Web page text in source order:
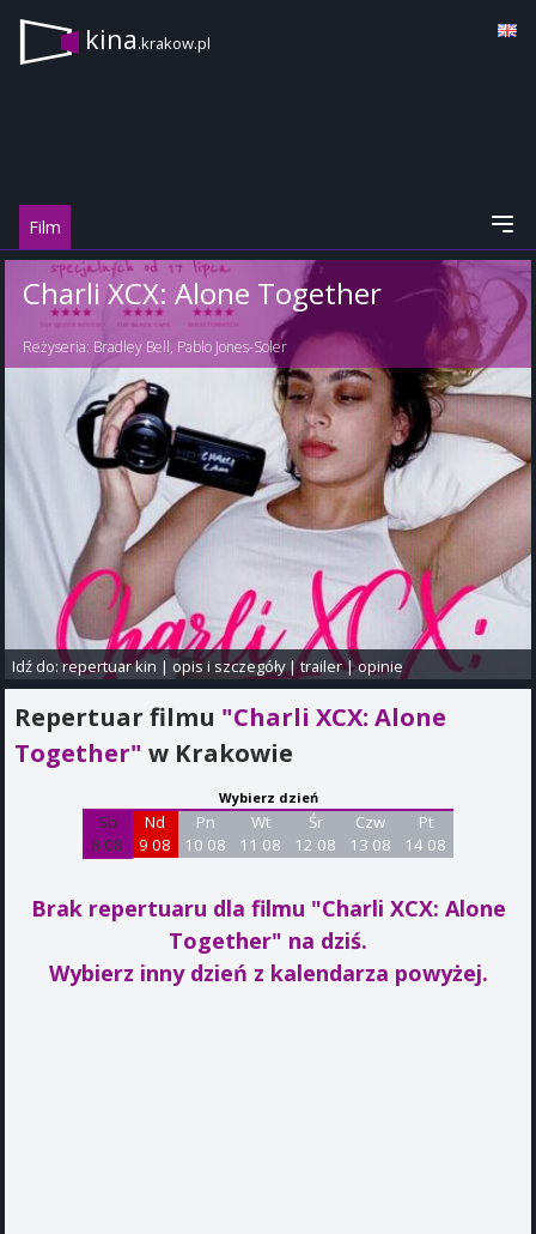
kina.krakow.pl
Film
Charli XCX: Alone Together
Reżyseria: Bradley Bell, Pablo Jones-Soler
Idź do:repertuar kin |opis i szczegóły|trailer|opinie
Repertuar filmu "Charli XCX: Alone
Together" w Krakowie
Wybierz dzień
Sb
8 08
Nd
9 08
Pn
10 08
Wt
11 08
Śr
12 08
Czw
13 08
Pt
14 08
Brak repertuaru dla filmu "Charli XCX: Alone
Together" na dziś.
Wybierz inny dzień z kalendarza powyżej.